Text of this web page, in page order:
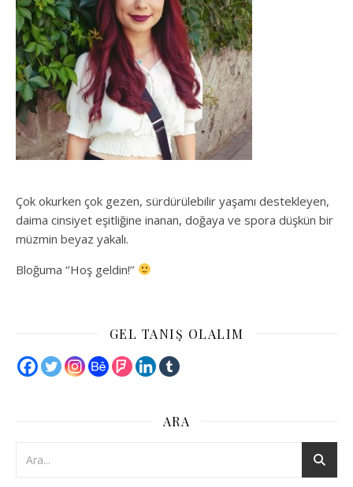
Çok okurken çok gezen, sürdürülebilir yaşamı destekleyen,
daima cinsiyet eşitliğine inanan, doğaya ve spora düşkün bir
müzmin beyaz yakalı.
Bloğuma ‘’Hoş geldin!’’
GEL TANIŞ OLALIM
ARA